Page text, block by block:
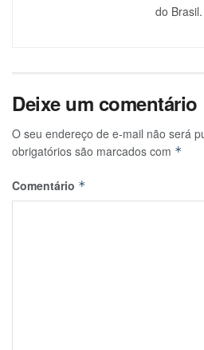
do Brasil.
Deixe um comentário
O seu endereço de e-mail não será
obrigatórios são marcados com *
Comentário *